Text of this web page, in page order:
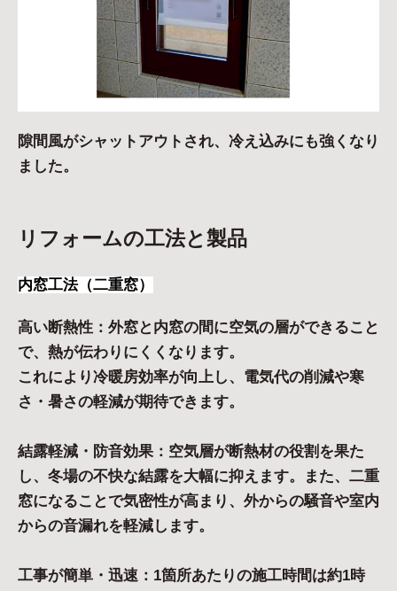
隙間風がシャットアウトされ、冷え込みにも強くなり
ました。
リフォームの工法と製品
内窓工法（二重窓）
高い断熱性：外窓と内窓の間に空気の層ができること
で、熱が伝わりにくくなります。
これにより冷暖房効率が向上し、電気代の削減や寒
さ・暑さの軽減が期待できます。
結露軽減・防音効果：空気層が断熱材の役割を果た
し、冬場の不快な結露を大幅に抑えます。また、二重
窓になることで気密性が高まり、外からの騒音や室内
からの音漏れを軽減します。
工事が簡単・迅速：1箇所あたりの施工時間は約1時